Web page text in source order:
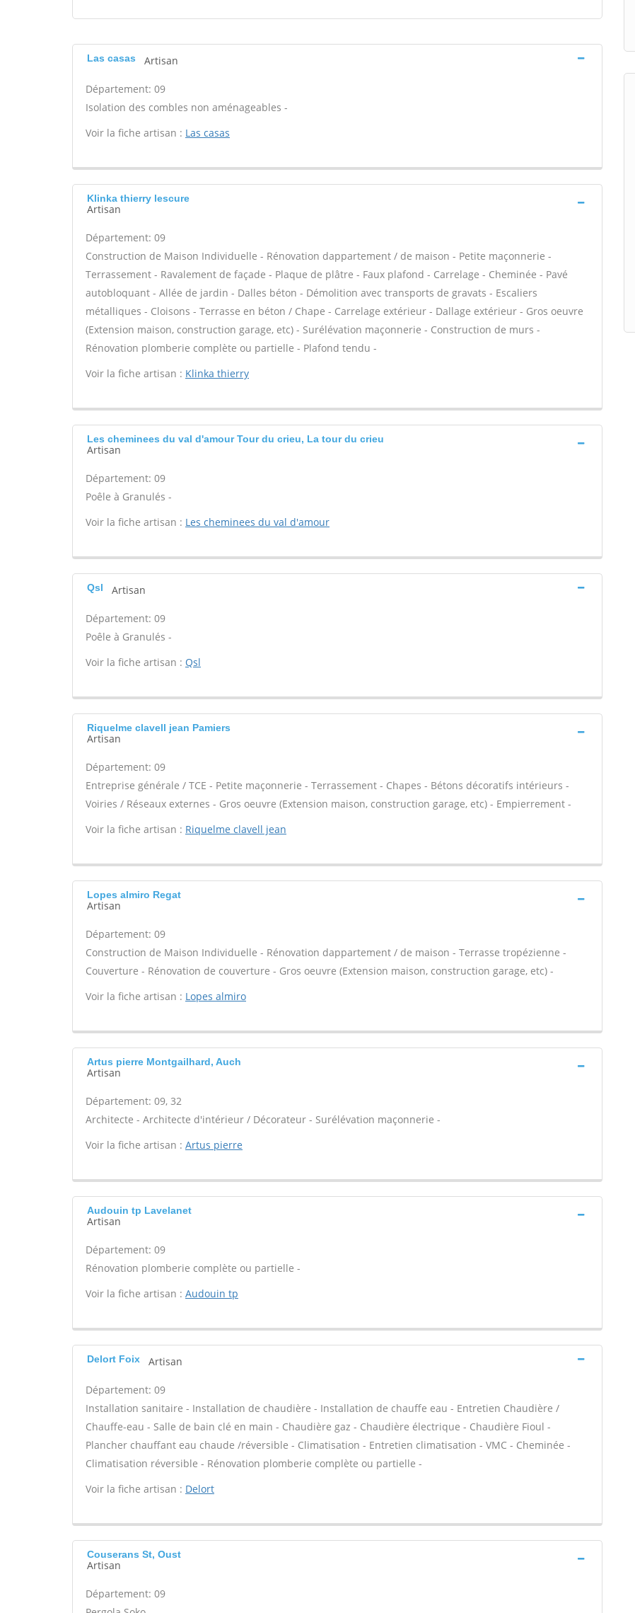
Las casas Artisan
Département: 09
Isolation des combles non aménageables -
Voir la fiche artisan : Las casas
Klinka thierry lescure
Artisan
Département: 09
Construction de Maison Individuelle - Rénovation dappartement / de maison - Petite maçonnerie -
Terrassement - Ravalement de façade - Plaque de plâtre - Faux plafond - Carrelage - Cheminée - Pavé
autobloquant - Allée de jardin - Dalles béton - Démolition avec transports de gravats - Escaliers
métalliques - Cloisons - Terrasse en béton / Chape - Carrelage extérieur - Dallage extérieur - Gros oeuvre
(Extension maison, construction garage, etc) - Surélévation maçonnerie - Construction de murs -
Rénovation plomberie complète ou partielle - Plafond tendu -
Voir la fiche artisan : Klinka thierry
Les cheminees du val d'amour Tour du crieu, La tour du crieu
Artisan
Département: 09
Poêle à Granulés -
Voir la fiche artisan : Les cheminees du val d'amour
Qsl Artisan
Département: 09
Poêle à Granulés -
Voir la fiche artisan : Qsl
Riquelme clavell jean Pamiers
Artisan
Département: 09
Entreprise générale / TCE - Petite maçonnerie - Terrassement - Chapes - Bétons décoratifs intérieurs -
Voiries / Réseaux externes - Gros oeuvre (Extension maison, construction garage, etc) - Empierrement -
Voir la fiche artisan : Riquelme clavell jean
Lopes almiro Regat
Artisan
Département: 09
Construction de Maison Individuelle - Rénovation dappartement / de maison - Terrasse tropézienne -
Couverture - Rénovation de couverture - Gros oeuvre (Extension maison, construction garage, etc) -
Voir la fiche artisan : Lopes almiro
Artus pierre Montgailhard, Auch
Artisan
Département: 09, 32
Architecte - Architecte d'intérieur / Décorateur - Surélévation maçonnerie -
Voir la fiche artisan : Artus pierre
Audouin tp Lavelanet
Artisan
Département: 09
Rénovation plomberie complète ou partielle -
Voir la fiche artisan : Audouin tp
Delort Foix Artisan
Département: 09
Installation sanitaire - Installation de chaudière - Installation de chauffe eau - Entretien Chaudière /
Chauffe-eau - Salle de bain clé en main - Chaudière gaz - Chaudière électrique - Chaudière Fioul -
Plancher chauffant eau chaude /réversible - Climatisation - Entretien climatisation - VMC - Cheminée -
Climatisation réversible - Rénovation plomberie complète ou partielle -
Voir la fiche artisan : Delort
Couserans St, Oust
Artisan
Département: 09